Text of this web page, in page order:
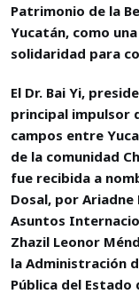
Patrimonio de la
Yucatán, como
solidaridad para
El Dr. Bai Yi,
principal impulsor
campos entre
de la comunidad
fue recibida a
Dosal, por
Asuntos
Zhazil Leonor
la Administración
Pública del Estado